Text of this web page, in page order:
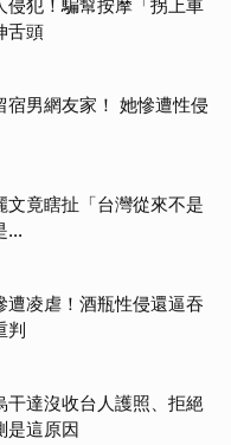
侵犯！騙幫按摩「拐上車
舌頭
宿男網友家！ 她慘遭性侵
文竟瞎扯「台灣從來不是
...
遭凌虐！酒瓶性侵還逼吞
干達沒收台人護照、拒絕
這原因